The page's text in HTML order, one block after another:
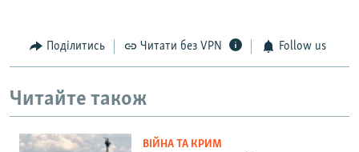
Поділитись Читати без VPN Follow us
Читайте також
ВІЙНА ТА КРИМ